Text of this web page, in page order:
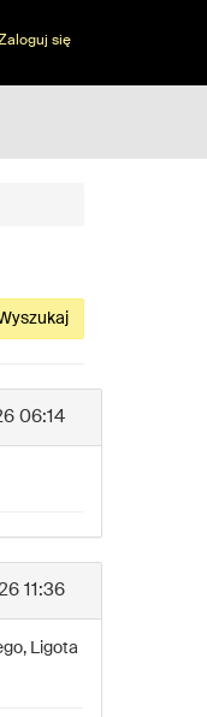
się
06:14
11:36
Ligota